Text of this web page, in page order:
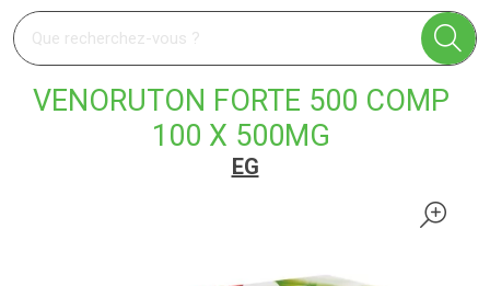
VENORUTON FORTE 500 COMP
100 X 500MG
EG